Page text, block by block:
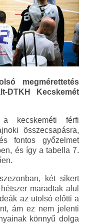
megmérettetés
DTKH Kecskemét
a kecskeméti férfi
összecsapásra,
fontos győzelmet
és így a tabella 7.
két sikert
maradtak alul
az utolsó előtti a
ám ez nem jelenti
könnyű dolga